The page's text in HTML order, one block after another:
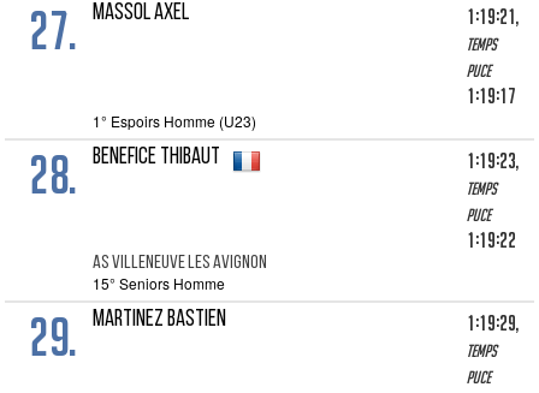
27. MASSOL AXEL 1:19:21,
Temps
puce
1:19:17
1° Espoirs Homme (U23)
28. BENEFICE THIBAUT
AS VILLENEUVE LES AVIGNON
1:19:23,
Temps
puce
1:19:22
15° Seniors Homme
29. MARTINEZ BASTIEN 1:19:29,
Temps
puce